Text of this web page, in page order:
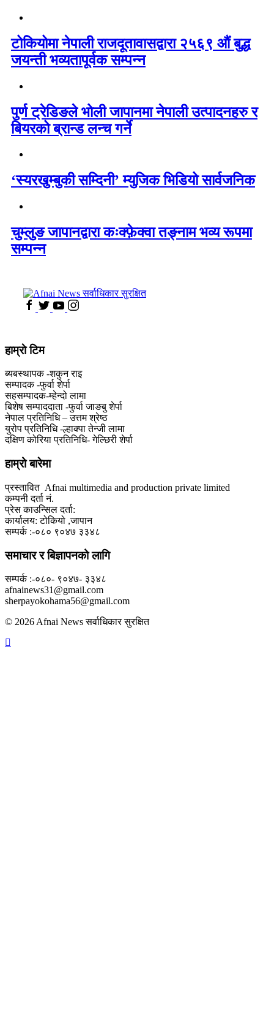
टोकियोमा नेपाली राजदूतावासद्वारा २५६९ औं बुद्ध
जयन्ती भव्यतापूर्वक सम्पन्न
पुर्ण ट्रेडिङले भोली जापानमा नेपाली उत्पादनहरु र
बियरको ब्रान्ड लन्च गर्ने
‘स्यरखुम्बुकी सम्दिनी’ म्युजिक भिडियो सार्वजनिक
चुम्लुङ जापानद्वारा कःक्फ़ेक्वा तङ्नाम भव्य रूपमा
सम्पन्न
हाम्राे टिम
ब्यबस्थापक -शकुन राइ
सम्पादक -फुर्वा शेर्पा
सहसम्पादक-म्हेन्दो लामा
‍बिशेष सम्पाददाता -फुर्वा जा‌ङबु शेर्पा
नेपाल प्रतिनिधि – उत्तम श्रेष्ठ
युरोप प्रतिनिधि -ल्हाक्पा तेन्जी लामा
दक्षिण कोरिया प्रतिनिधि- गेल्छिरी शेर्पा
हाम्रो बारेमा
प्रस्तावित Afnai multimedia and production private limited
कम्पनी दर्ता नं.
प्रेस काउन्सिल दर्ता:
कार्यालय: टोकियो ,जापान
सम्पर्क :-०८० ९०४७ ३३४८
समाचार र बिज्ञापनको लागि
सम्पर्क :-०८०- ९०४७- ३३४८
afnainews31@gmail.com
sherpayokohama56@gmail.com
© 2026 Afnai News सर्वाधिकार सुरक्षित